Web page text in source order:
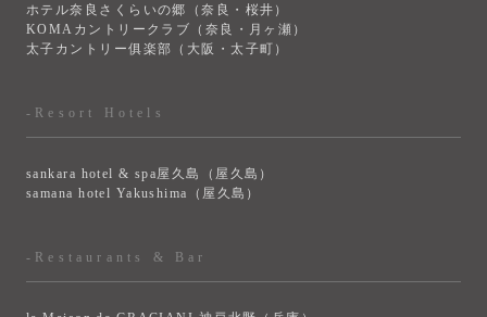
ホテル奈良さくらいの郷（奈良・桜井）
KOMAカントリークラブ（奈良・月ヶ瀬）
太子カントリー俱楽部（大阪・太子町）
-Resort Hotels
sankara hotel & spa屋久島（屋久島）
samana hotel Yakushima（屋久島）
-Restaurants & Bar